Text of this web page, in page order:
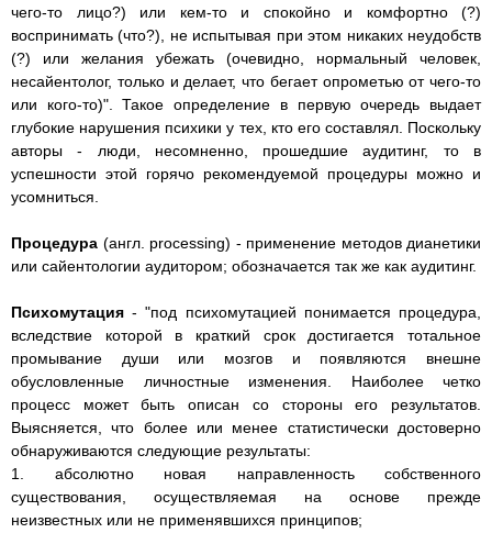
чего-то лицо?) или кем-то и спокойно и комфортно (?)
воспринимать (что?), не испытывая при этом никаких неудобств
(?) или желания убежать (очевидно, нормальный человек,
несайентолог, только и делает, что бегает опрометью от чего-то
или кого-то)". Такое определение в первую очередь выдает
глубокие нарушения психики у тех, кто его составлял. Поскольку
авторы - люди, несомненно, прошедшие аудитинг, то в
успешности этой горячо рекомендуемой процедуры можно и
усомниться.
Процедура (англ. processing) - применение методов дианетики
или сайентологии аудитором; обозначается так же как аудитинг.
Психомутация - "под психомутацией понимается процедура,
вследствие которой в краткий срок достигается тотальное
промывание души или мозгов и появляются внешне
обусловленные личностные изменения. Наиболее четко
процесс может быть описан со стороны его результатов.
Выясняется, что более или менее статистически достоверно
обнаруживаются следующие результаты:
1. абсолютно новая направленность собственного
существования, осуществляемая на основе прежде
неизвестных или не применявшихся принципов;